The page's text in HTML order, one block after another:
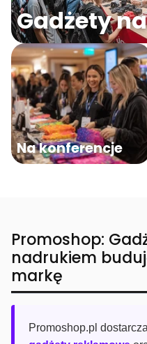
Gadżety
Na konferencje
Promoshop:
nadrukiem
markę
Promoshop.pl